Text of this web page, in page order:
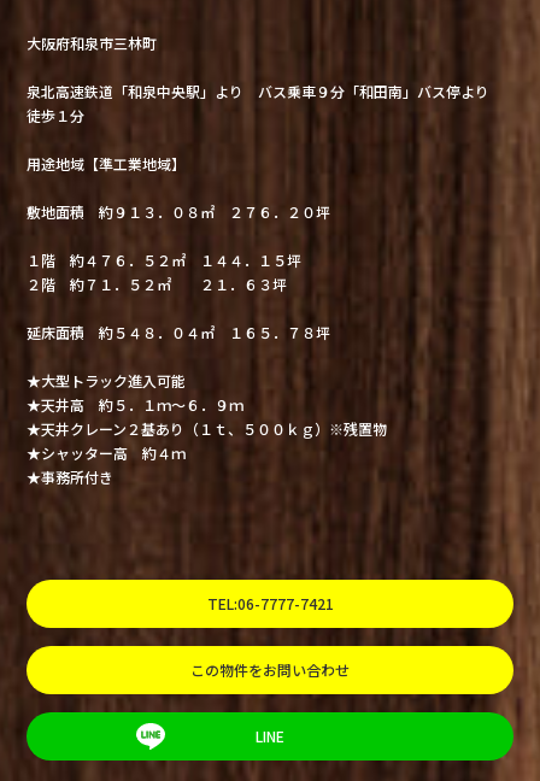
大阪府和泉市三林町
泉北高速鉄道「和泉中央駅」より バス乗車９分「和田南」バス停より
徒歩１分
用途地域【準工業地域】
敷地面積 約９１３．０８㎡ ２７６．２０坪
１階 約４７６．５２㎡ １４４．１５坪
２階 約７１．５２㎡ ２１．６３坪
延床面積 約５４８．０４㎡ １６５．７８坪
★大型トラック進入可能
★天井高 約５．１ｍ～６．９ｍ
★天井クレーン２基あり（１ｔ、５００ｋｇ）※残置物
★シャッター高 約４ｍ
★事務所付き
TEL:06-7777-7421
この物件をお問い合わせ
LINE